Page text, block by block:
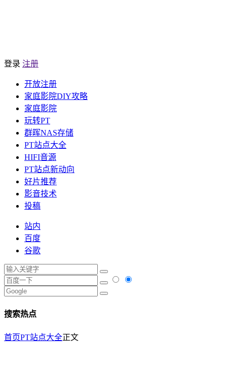
登录 注册
开放注册
家庭影院DIY攻略
家庭影院
玩转PT
群晖NAS存储
PT站点大全
HIFI音源
PT站点新动向
好片推荐
影音技术
投稿
站内
百度
谷歌
搜索热点
首页PT站点大全正文